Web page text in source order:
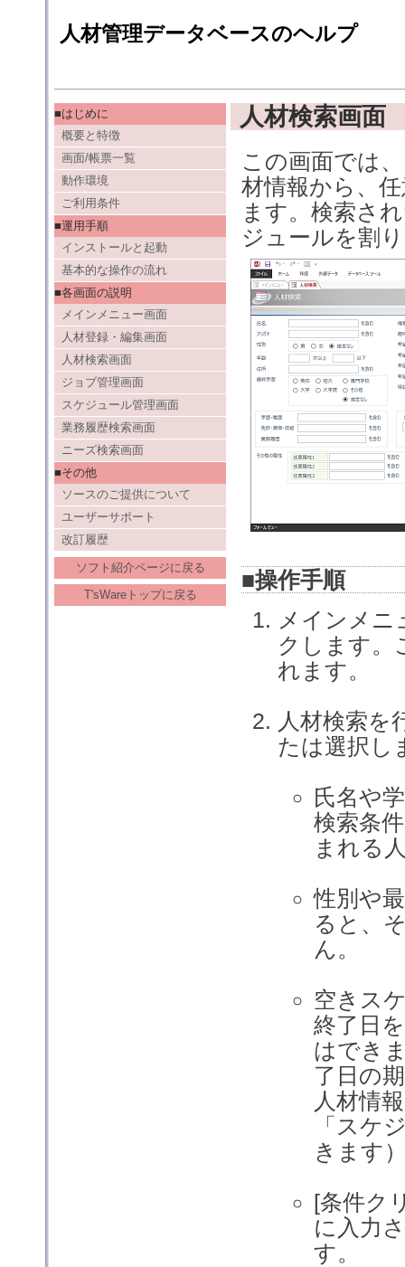
人材管理データベースのヘルプ
人材検索画面
この画面では
材情報から、
ます。検索さ
ジュールを割
■操作手順
メインメニ
クします。
れます。
人材検索を
たは選択し
氏名や
検索条
まれる
性別や
ると、
ん。
空きス
終了日
はでき
了日の
人材情
「スケ
きます
[条件ク
に入力
す。
■はじめに
概要と特徴
画面/帳票一覧
動作環境
ご利用条件
■運用手順
インストールと起動
基本的な操作の流れ
■各画面の説明
メインメニュー画面
人材登録・編集画面
人材検索画面
ジョブ管理画面
スケジュール管理画面
業務履歴検索画面
ニーズ検索画面
■その他
ソースのご提供について
ユーザーサポート
改訂履歴
ソフト紹介ページに戻る
T'sWareトップに戻る